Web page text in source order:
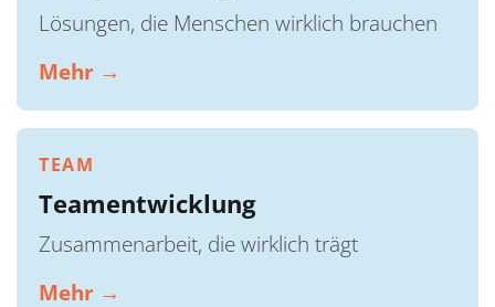
Lösungen, die Menschen wirklich brauchen
Mehr →
TEAM
Teamentwicklung
Zusammenarbeit, die wirklich trägt
Mehr →